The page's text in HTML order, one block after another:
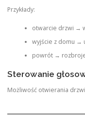
Przykłady:
otwarcie drzwi →
wyjście z domu →
powrót →
Sterowanie
Możliwość otwierania